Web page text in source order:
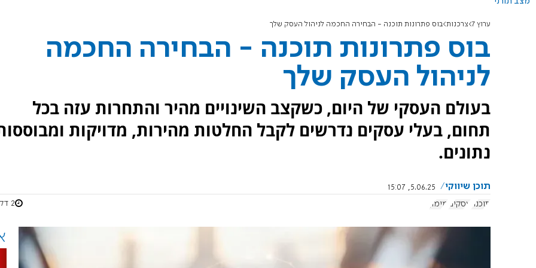
ערוץ 7 צרכנות בוס פתרונות תוכנה - הבחירה החכמה לניהול העסק שלך
בוס פתרונות תוכנה - הבחירה החכמה
לניהול העסק שלך
בעולם העסקי של היום, כשקצב השינויים מהיר והתחרות עזה בכל
תחום, בעלי עסקים נדרשים לקבל החלטות מהירות, מדויקות
נתונים.
תוכן שיווקי
5.06.25, 15:07
תוכנה
עסקים מימון 2 דקות